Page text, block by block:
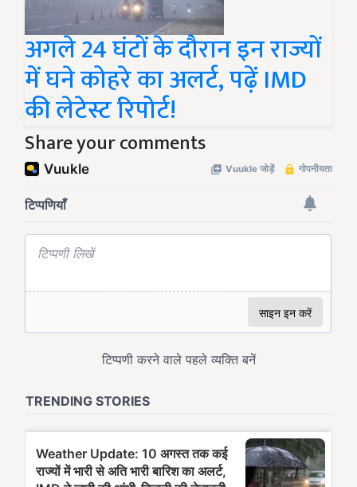
अगले 24 घंटों के दौरान इन राज्यों
में घने कोहरे का अलर्ट, पढ़ें IMD
की लेटेस्ट रिपोर्ट!
Share your comments